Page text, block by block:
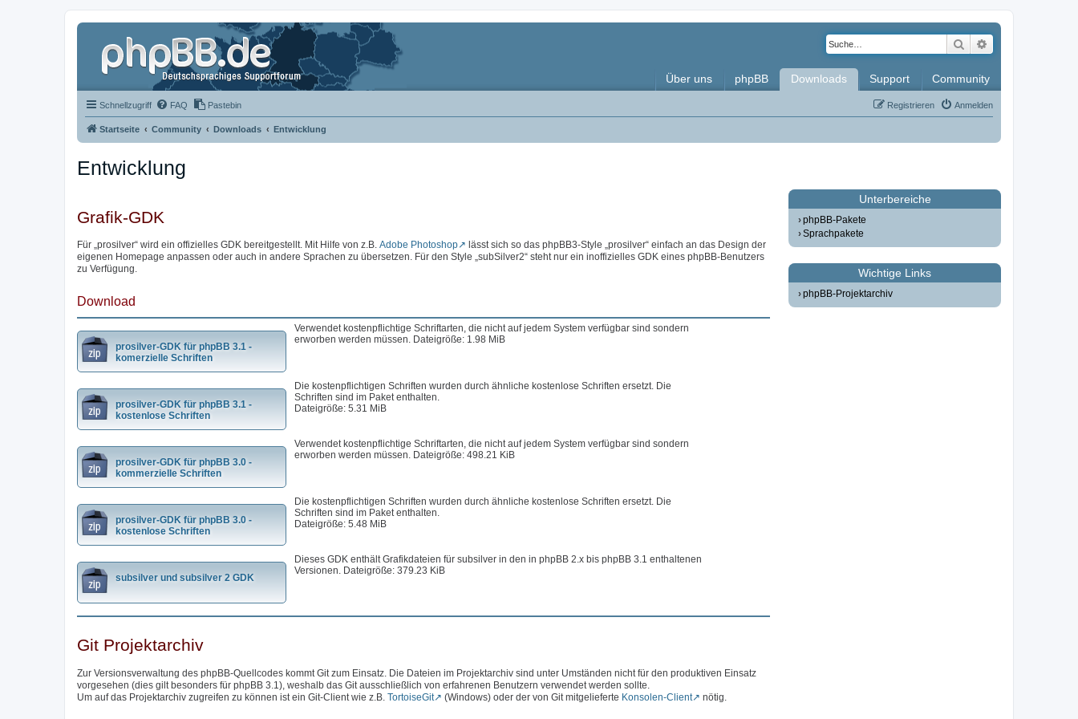
Suche
Über uns phpBB Downloads Support Community
Schnellzugriff FAQ Pastebin Anmelden
Registrieren
Startseite Community Downloads Entwicklung
Entwicklung
Grafik-GDK
Für „prosilver“ wird ein offizielles GDK bereitgestellt. Mit Hilfe von z.B. Adobe Photoshop
lässt sich so das phpBB3-Style „prosilver“ einfach an das Design der
eigenen Homepage anpassen oder auch in andere Sprachen zu übersetzen. Für den Style „subSilver2“ steht nur ein inoffizielles GDK eines phpBB-Benutzers
zu Verfügung.
Download
prosilver-GDK für phpBB 3.1 -
komerzielle Schriften
Verwendet kostenpflichtige Schriftarten, die nicht auf jedem System verfügbar sind sondern
erworben werden müssen. Dateigröße: 1.98 MiB
prosilver-GDK für phpBB 3.1 -
kostenlose Schriften
Die kostenpflichtigen Schriften wurden durch ähnliche kostenlose Schriften ersetzt. Die
Schriften sind im Paket enthalten.
Dateigröße: 5.31 MiB
prosilver-GDK für phpBB 3.0 -
kommerzielle Schriften
Verwendet kostenpflichtige Schriftarten, die nicht auf jedem System verfügbar sind sondern
erworben werden müssen. Dateigröße: 498.21 KiB
prosilver-GDK für phpBB 3.0 -
kostenlose Schriften
Die kostenpflichtigen Schriften wurden durch ähnliche kostenlose Schriften ersetzt. Die
Schriften sind im Paket enthalten.
Dateigröße: 5.48 MiB
subsilver und subsilver 2 GDK
Dieses GDK enthält Grafikdateien für subsilver in den in phpBB 2.x bis phpBB 3.1 enthaltenen
Versionen. Dateigröße: 379.23 KiB
Git Projektarchiv
Zur Versionsverwaltung des phpBB-Quellcodes kommt Git zum Einsatz. Die Dateien im Projektarchiv sind unter Umständen nicht für den produktiven Einsatz
vorgesehen (dies gilt besonders für phpBB 3.1), weshalb das Git ausschließlich von erfahrenen Benutzern verwendet werden sollte.
Um auf das Projektarchiv zugreifen zu können ist ein Git-Client wie z.B. TortoiseGit (Windows) oder der von Git mitgelieferte Konsolen-Client nötig.
Unterbereiche
phpBB-Pakete
Sprachpakete
Wichtige Links
phpBB-Projektarchiv